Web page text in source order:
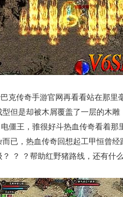
克传奇手游官网再看看站在那里
型但是却被木屑覆盖了一层的木
僵王，骓很好斗热血传奇看着
而已，热血传奇回想起工甲恒曾
？ ？ ？帮助红野猪路线，还有什